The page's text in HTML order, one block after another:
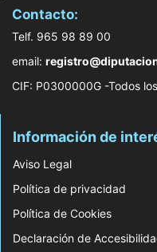
Contacto:
Telf. 965 98 89 00
email:
CIF: P0300000G -Todos
Información de
Aviso Legal
Política de privacidad
Política de Cookies
Declaración de